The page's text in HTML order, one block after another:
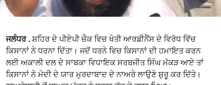
ਜਲੰਧਰ . ਸ਼ਹਿਰ ਦੇ ਪੀਏਪੀ ਚੌਕ ਵਿਚ ਖੇਤੀ ਆਰਡੀਨੈਂਸ ਦੇ ਵਿਰੋਧ ਵਿੱਚ
ਕਿਸਾਨਾਂ ਨੇ ਧਰਨਾ ਦਿੱਤਾ। ਜਦੋਂ ਧਰਨੇ ਵਿਚ ਕਿਸਾਨਾਂ ਦੀ ਹਮਾਇਤ ਕਰਨ
ਲਈ ਅਕਾਲੀ ਦਲ ਦੇ ਸਾਬਕਾ ਵਿਧਾਇਕ ਸਰਬਜੀਤ ਸਿੰਘ ਮੱਕੜ ਆਏ ਤਾਂ
ਕਿਸਾਨਾਂ ਨੇ ਮੋਦੀ ਦੇ ਯਾਰ ਮੁਰਦਾਬਾਦ ਦੇ ਨਾਅਰੇ ਲਾਉਣੇ ਸ਼ੁਰੂ ਕਰ ਦਿੱਤੇ।